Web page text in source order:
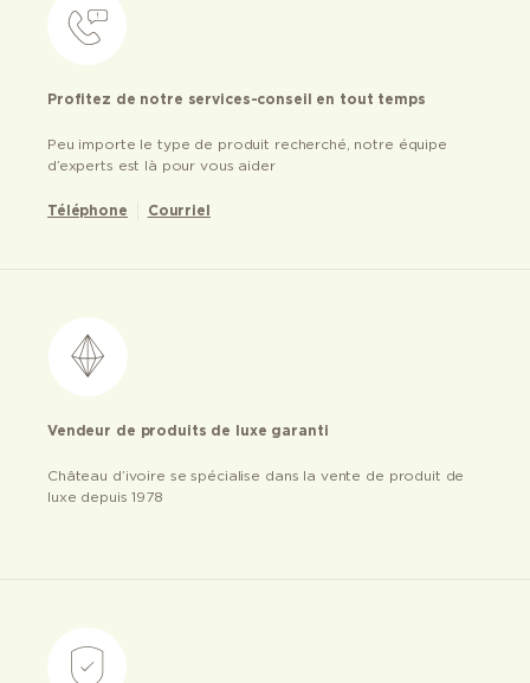
Profitez de notre services-conseil en tout temps
Peu importe le type de produit recherché, notre équipe
d’experts est là pour vous aider
Téléphone Courriel
Vendeur de produits de luxe garanti
Château d’ivoire se spécialise dans la vente de produit de
luxe depuis 1978